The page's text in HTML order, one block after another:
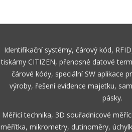
Identifikační systémy, čárový kód,
tiskárny CITIZEN, přenosné datové
čárové kódy, speciální SW aplikace
výroby, řešení evidence majetku,
pásky.
Měřicí technika, 3D souřadnicové
měřítka, mikrometry, dutinoměry,